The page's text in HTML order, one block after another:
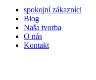
spokojní zákazníci
Blog
Naša tvorba
O nás
Kontakt